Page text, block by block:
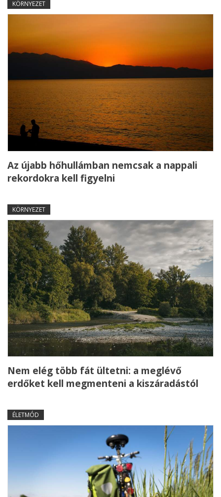
KÖRNYEZET
Az újabb hőhullámban nemcsak a nappali
rekordokra kell figyelni
KÖRNYEZET
Nem elég több fát ültetni: a meglévő
erdőket kell megmenteni a kiszáradástól
ÉLETMÓD